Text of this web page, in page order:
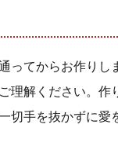
ってからお作りし
理解ください。作
切手を抜かずに愛